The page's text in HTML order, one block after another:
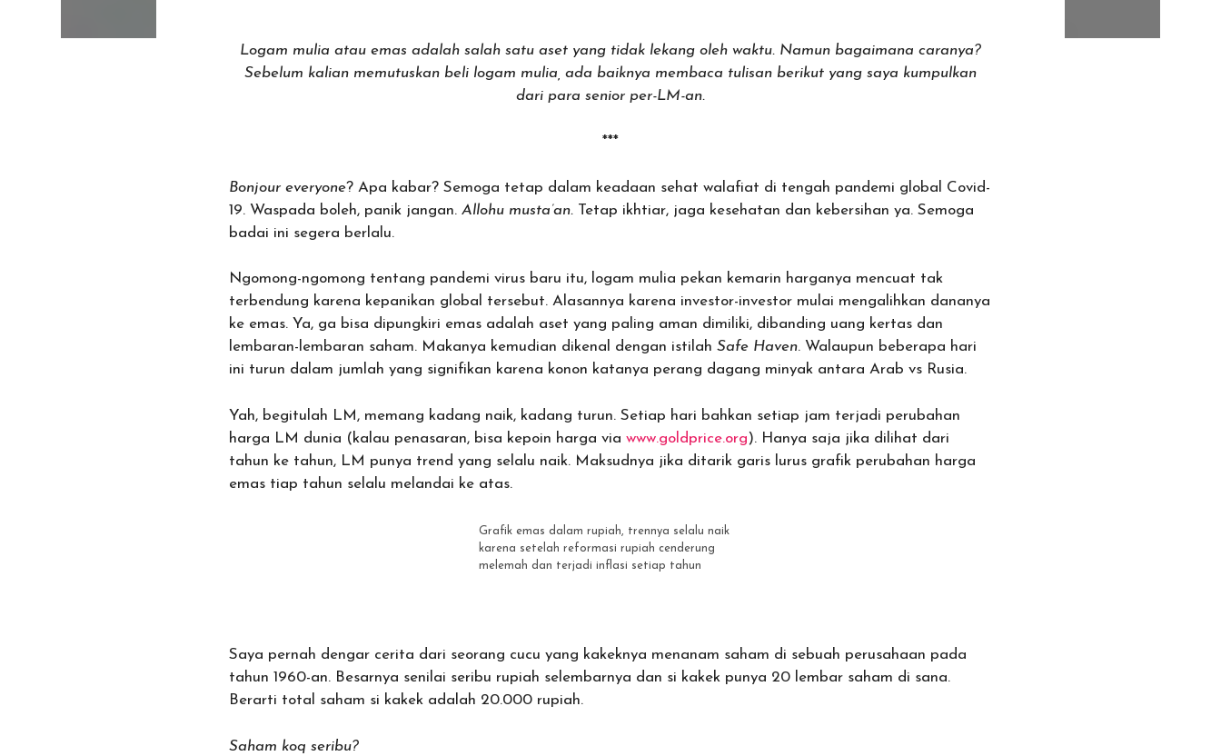
Logam mulia atau emas adalah salah satu aset yang tidak lekang oleh waktu. Namun bagaimana caranya?
Sebelum kalian memutuskan beli logam mulia, ada baiknya membaca tulisan berikut yang saya kumpulkan
dari para senior per-LM-an.
***
Bonjour everyone? Apa kabar? Semoga tetap dalam keadaan sehat walafiat di tengah pandemi global Covid-
19. Waspada boleh, panik jangan. Allohu musta’an. Tetap ikhtiar, jaga kesehatan dan kebersihan ya. Semoga
badai ini segera berlalu.
Ngomong-ngomong tentang pandemi virus baru itu, logam mulia pekan kemarin harganya mencuat tak
terbendung karena kepanikan global tersebut. Alasannya karena investor-investor mulai mengalihkan dananya
ke emas. Ya, ga bisa dipungkiri emas adalah aset yang paling aman dimiliki, dibanding uang kertas dan
lembaran-lembaran saham. Makanya kemudian dikenal dengan istilah Safe Haven. Walaupun beberapa hari
ini turun dalam jumlah yang signifikan karena konon katanya perang dagang minyak antara Arab vs Rusia.
Yah, begitulah LM, memang kadang naik, kadang turun. Setiap hari bahkan setiap jam terjadi perubahan
harga LM dunia (kalau penasaran, bisa kepoin harga via www.goldprice.org). Hanya saja jika dilihat dari
tahun ke tahun, LM punya trend yang selalu naik. Maksudnya jika ditarik garis lurus grafik perubahan harga
emas tiap tahun selalu melandai ke atas.
Grafik emas dalam rupiah, trennya selalu naik
karena setelah reformasi rupiah cenderung
melemah dan terjadi inflasi setiap tahun
Saya pernah dengar cerita dari seorang cucu yang kakeknya menanam saham di sebuah perusahaan pada
tahun 1960-an. Besarnya senilai seribu rupiah selembarnya dan si kakek punya 20 lembar saham di sana.
Berarti total saham si kakek adalah 20.000 rupiah.
Saham koq seribu?